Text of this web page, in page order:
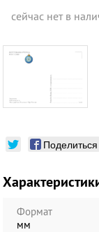
сейчас нет в
Поделиться
Формат
мм